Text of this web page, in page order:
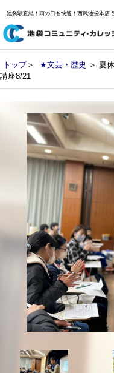
池袋駅直結！雨の日も快適！西武池袋本店
トップ＞ ★文芸・歴史 ＞ 夏
講座8/21